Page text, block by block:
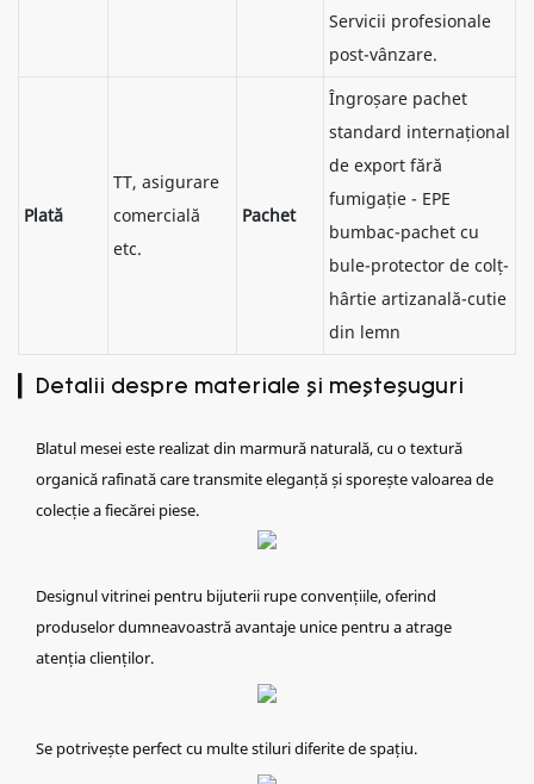
Servicii profesionale
post-vânzare.
Plată
TT, asigurare
comercială
etc.
Pachet
Îngroșare pachet
standard internațional
de export fără
fumigație - EPE
bumbac-pachet cu
bule-protector de colț-
hârtie artizanală-cutie
din lemn
▎Detalii despre materiale și meșteșuguri
Blatul mesei este realizat din marmură naturală, cu o textură
organică rafinată care transmite eleganță și sporește valoarea de
colecție a fiecărei piese.
Designul vitrinei pentru bijuterii rupe convențiile, oferind
produselor dumneavoastră avantaje unice pentru a atrage
atenția clienților.
Se potrivește perfect cu multe stiluri diferite de spațiu.